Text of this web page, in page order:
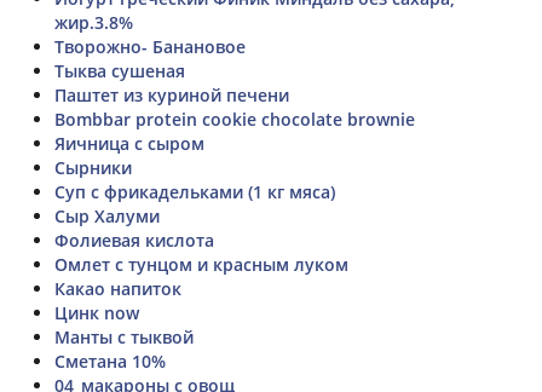
жир.3.8%
Творожно- Банановое
Тыква сушеная
Паштет из куриной печени
Bombbar protein cookie chocolate brownie
Яичница с сыром
Сырники
Суп с фрикадельками (1 кг мяса)
Сыр Халуми
Фолиевая кислота
Омлет с тунцом и красным луком
Какао напиток
Цинк now
Манты с тыквой
Сметана 10%
04_макароны с овощ